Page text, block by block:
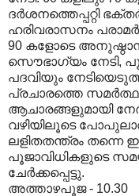
ദർശനത്തെപ്പറ്റി
ഹരിവരാസനം
90 കളോടെ
സൌഭാഗ്യം നേടി,
പദവിയും
പ്രചാരത്തെ
ആചാരങ്ങളുമായി
വഴിയിലൂടെ
ലളിതതന്ത്രം തന്നെ
പൂജാവിധികളുടെ
ചേർക്കപ്പെട്ടു.
അത്താഴപൂജ - 10.30